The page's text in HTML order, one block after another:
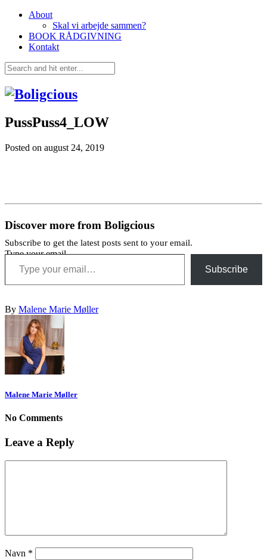
About
Skal vi arbejde sammen?
BOOK RÅDGIVNING
Kontakt
PussPuss4_LOW
Posted on august 24, 2019
Discover more from Boligcious
Subscribe to get the latest posts sent to your email.
Type your email…
Subscribe
By Malene Marie Møller
Malene Marie Møller
No Comments
Leave a Reply
Navn *